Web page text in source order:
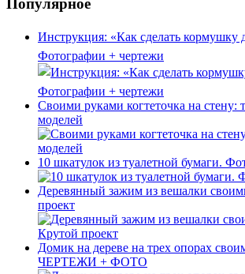
Популярное
Инструкция: «Как сделать кормушку
Фотографии + чертежи
Своими руками когтеточка на стену:
моделей
10 шкатулок из туалетной бумаги.
Деревянный зажим из вешалки
проект
Домик на дереве на трех опорах
ЧЕРТЕЖИ + ФОТО